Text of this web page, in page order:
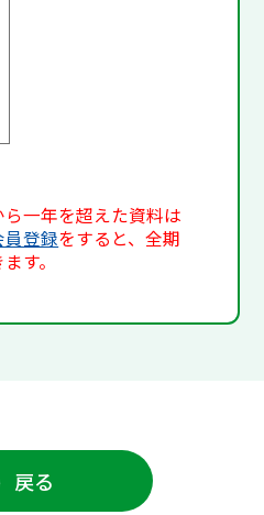
一年を超えた資料は
員登録をすると、全期
す。
戻る